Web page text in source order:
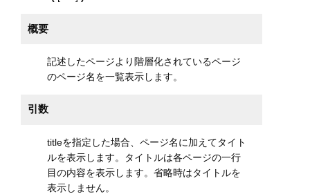
概要
記述したページより階層化されているページ
のページ名を一覧表示します。
引数
titleを指定した場合、ページ名に加えてタイト
ルを表示します。タイトルは各ページの一行
目の内容を表示します。省略時はタイトルを
表示しません。